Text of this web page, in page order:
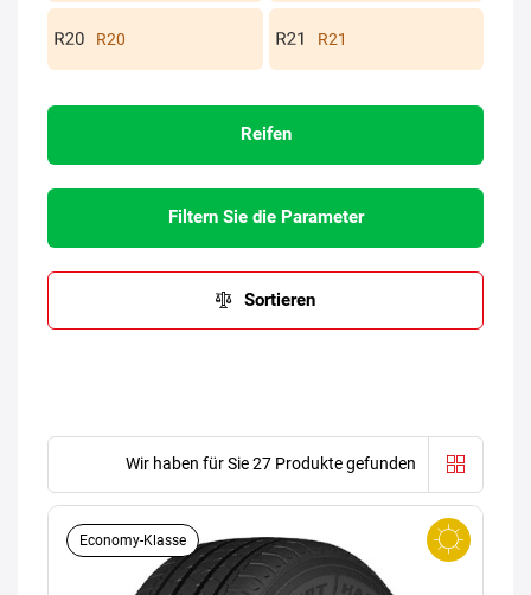
R20 R21
Reifen
Filtern Sie die Parameter
Sortieren
Wir haben für Sie 27 Produkte gefunden
Economy-Klasse